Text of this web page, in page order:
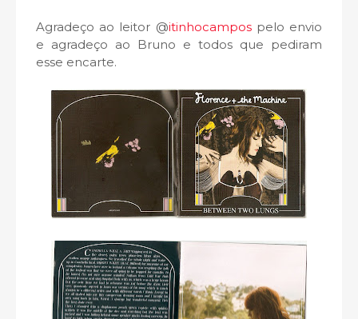
Agradeço ao leitor @itinhocampos pelo envio
e agradeço ao Bruno e todos que pediram
esse encarte.